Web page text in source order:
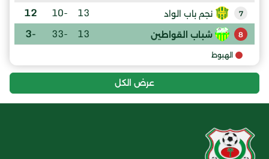
7 نجم باب الواد 13
-10
12
8 شباب القواطين 13
-33
-3
الهبوط
عرض الكل